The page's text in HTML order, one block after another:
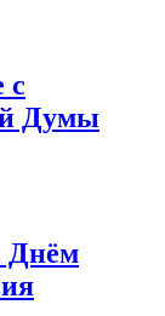
с
Думы
Днём